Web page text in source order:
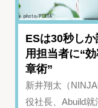
ESは30秒し
用担当者に“
章術”
新井翔太（
役社長、Abuild就